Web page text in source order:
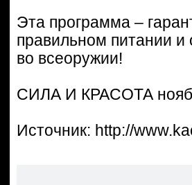
Эта программа –
правильном питании и
во всеоружии!
СИЛА И КРАСОТА
Источник: http://